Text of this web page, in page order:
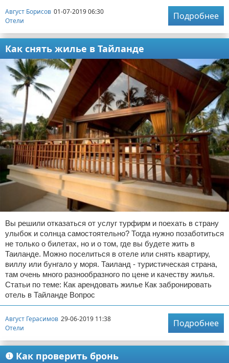
Август Борисов 01-07-2019 06:30
Отели
Подробнее
Как снять жилье в Тайланде
Вы решили отказаться от услуг турфирм и поехать в страну
улыбок и солнца самостоятельно? Тогда нужно позаботиться
не только о билетах, но и о том, где вы будете жить в
Таиланде. Можно поселиться в отеле или снять квартиру,
виллу или бунгало у моря. Таиланд - туристическая страна,
там очень много разнообразного по цене и качеству жилья.
Статьи по теме: Как арендовать жилье Как забронировать
отель в Тайланде Вопрос
Август Герасимов 29-06-2019 11:38
Отели
Подробнее
❶ Как проверить бронь